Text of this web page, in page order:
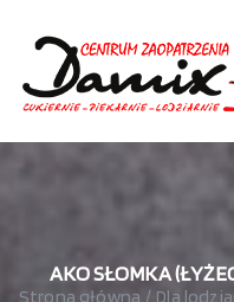
treści
AKO SŁOMKA
Strona główna Dla